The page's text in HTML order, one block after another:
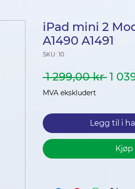
iPad mini 2
A1490 A1491
SKU: 10
1 299,00 kr 1
MVA ekskludert
Legg til i
Kjøp